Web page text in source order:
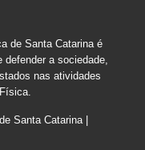
de Santa Catarina é
a sociedade,
nas atividades
Santa Catarina |